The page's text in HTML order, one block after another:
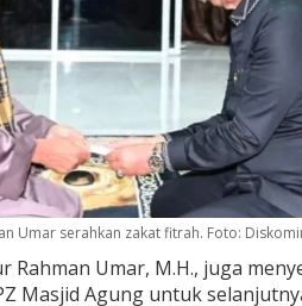
Umar serahkan zakat fitrah. Foto:
Rahman Umar, M.H., juga
Masjid Agung untuk